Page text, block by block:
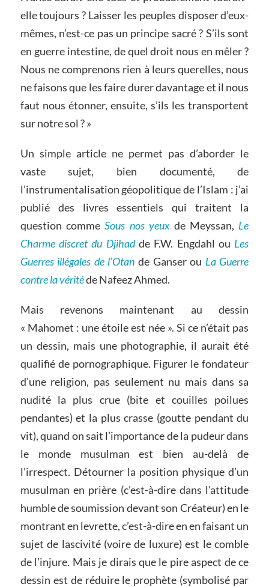
elle toujours ? Laisser les peuples disposer d’eux-
mêmes, n’est-ce pas un principe sacré ? S’ils sont
en guerre intestine, de quel droit nous en mêler ?
Nous ne comprenons rien à leurs querelles, nous
ne faisons que les faire durer davantage et il nous
faut nous étonner, ensuite, s’ils les transportent
sur notre sol ? »
Un simple article ne permet pas d’aborder le
vaste sujet, bien documenté, de
l’instrumentalisation géopolitique de l’Islam : j’ai
publié des livres essentiels qui traitent la
question commeSous nos yeuxde Meyssan, Le
Charme discret du Djihadde F.W. Engdahl ou Les
Guerres illégales de l’Otan de Ganser ou La Guerre
contre la véritéde Nafeez Ahmed.
Mais revenons maintenant au dessin
« Mahomet : une étoile est née ». Si ce n’était pas
un dessin, mais une photographie, il aurait été
qualifié de pornographique. Figurer le fondateur
d’une religion, pas seulement nu mais dans sa
nudité la plus crue (bite et couilles poilues
pendantes) et la plus crasse (goutte pendant du
vit), quand on sait l’importance de la pudeur dans
le monde musulman est bien au-delà de
l’irrespect. Détourner la position physique d’un
musulman en prière (c’est-à-dire dans l’attitude
humble de soumission devant son Créateur) en le
montrant en levrette, c’est-à-dire en en faisant un
sujet de lascivité (voire de luxure) est le comble
de l’injure. Mais je dirais que le pire aspect de ce
dessin est de réduire le prophète (symbolisé par